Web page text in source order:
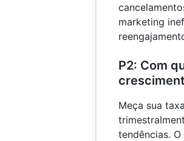
marketing
P2: Com
Meça sua
tendências.